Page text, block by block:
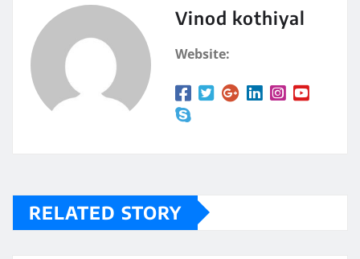
Vinod kothiyal
Website:
RELATED STORY